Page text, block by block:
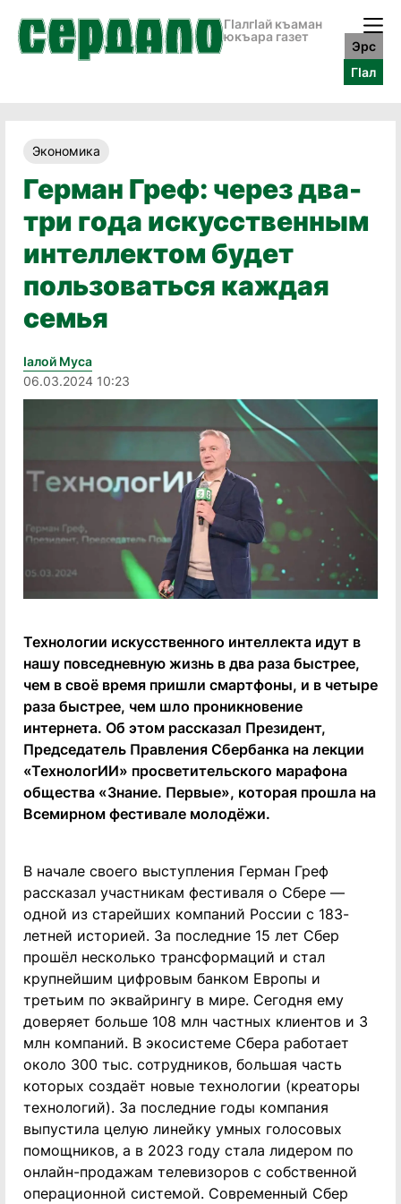
ГӀалгӀай къаман
юкъара газет
Эрс
ГӀал
Экономика
Герман Греф: через два-
три года искусственным
интеллектом будет
пользоваться каждая
семья
Iалой Муса
06.03.2024 10:23
Технологии искусственного интеллекта идут в
нашу повседневную жизнь в два раза быстрее,
чем в своё время пришли смартфоны, и в четыре
раза быстрее, чем шло проникновение
интернета. Об этом рассказал Президент,
Председатель Правления Сбербанка на лекции
«ТехнологИИ» просветительского марафона
общества «Знание. Первые», которая прошла на
Всемирном фестивале молодёжи.
В начале своего выступления Герман Греф
рассказал участникам фестиваля о Сбере —
одной из старейших компаний России с 183-
летней историей. За последние 15 лет Сбер
прошёл несколько трансформаций и стал
крупнейшим цифровым банком Европы и
третьим по эквайрингу в мире. Сегодня ему
доверяет больше 108 млн частных клиентов и 3
млн компаний. В экосистеме Сбера работает
около 300 тыс. сотрудников, большая часть
которых создаёт новые технологии (креаторы
технологий). За последние годы компания
выпустила целую линейку умных голосовых
помощников, а в 2023 году стала лидером по
онлайн-продажам телевизоров с собственной
операционной системой. Современный Сбер